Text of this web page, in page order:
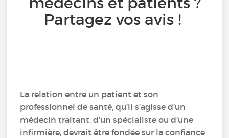
Partagez vos avis !
La relation entre un patient et son
professionnel de santé, qu’il s’agisse d’un
médecin traitant, d’un spécialiste ou d’une
infirmière, devrait être fondée sur la confiance